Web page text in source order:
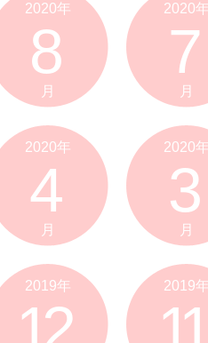
2020年
8
月
2020
7
月
2020年
4
月
2020
3
月
2019年
12
2019
11